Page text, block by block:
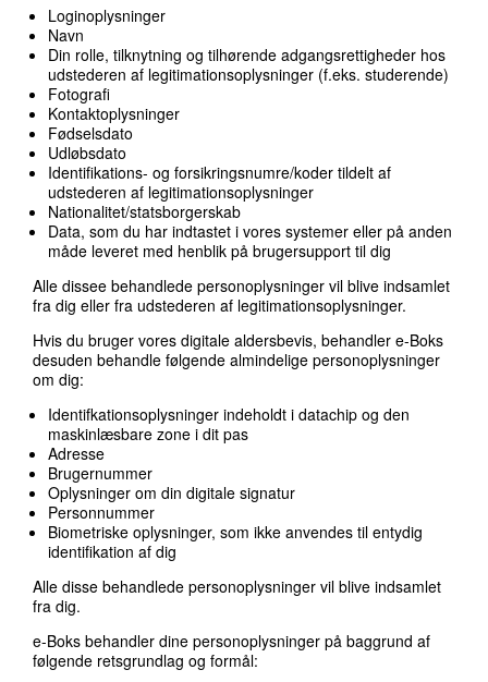
Loginoplysninger
Navn
Din rolle, tilknytning og tilhørende adgangsrettigheder hos
udstederen af legitimationsoplysninger (f.eks. studerende)
Fotografi
Kontaktoplysninger
Fødselsdato
Udløbsdato
Identifikations- og forsikringsnumre/koder tildelt af
udstederen af legitimationsoplysninger
Nationalitet/statsborgerskab
Data, som du har indtastet i vores systemer eller på anden
måde leveret med henblik på brugersupport til dig
Alle dissee behandlede personoplysninger vil blive indsamlet
fra dig eller fra udstederen af legitimationsoplysninger.
Hvis du bruger vores digitale aldersbevis, behandler e-Boks
desuden behandle følgende almindelige personoplysninger
om dig:
Identifkationsoplysninger indeholdt i datachip og den
maskinlæsbare zone i dit pas
Adresse
Brugernummer
Oplysninger om din digitale signatur
Personnummer
Biometriske oplysninger, som ikke anvendes til entydig
identifikation af dig
Alle disse behandlede personoplysninger vil blive indsamlet
fra dig.
e-Boks behandler dine personoplysninger på baggrund af
følgende retsgrundlag og formål: